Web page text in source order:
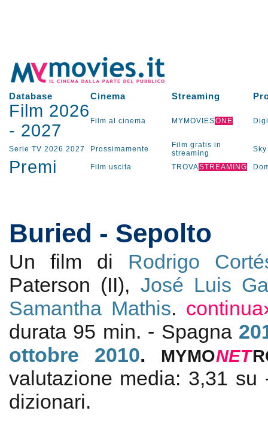
Database Cinema Streaming
Film 2026
- 2027 Film al cinema MYMOVIESONE
Serie TV 2026 2027 Prossimamente
Film gratis in
streaming
Sky
Premi Film uscita TROVASTREAMING
Buried - Sepolto
Un film di Rodrigo
Paterson (II), José Luis
Samantha Mathis.
durata 95 min. - Spagna
ottobre 2010. MYMONET
valutazione media: 3,31 su
dizionari.